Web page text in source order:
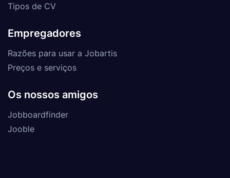
Tipos de CV
Empregadores
Razões para usar a Jobartis
Preços e serviços
Os nossos amigos
Jobboardfinder
Jooble